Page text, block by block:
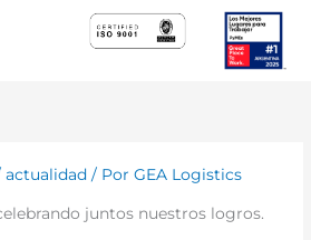
actualidad / PorGEA Logistics
juntos nuestros logros.